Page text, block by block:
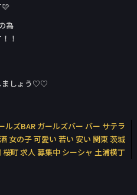
為
！
ましょう♡♡
ズBAR ガールズバー バー サテラ
女の子 可愛い 若い 安い 関東 茨城
桜町 求人 募集中 シーシャ 土浦横丁